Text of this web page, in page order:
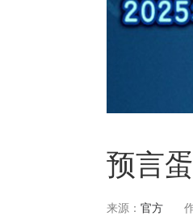
预言
来源： 官方